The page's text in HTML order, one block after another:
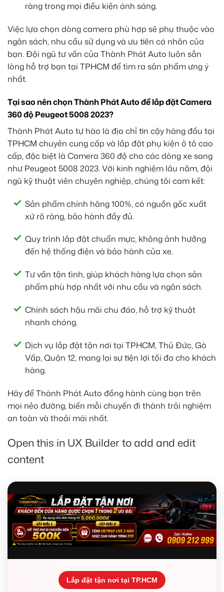
ràng trong mọi điều kiện ánh sáng.
Việc lựa chọn dòng camera phù hợp sẽ phụ thuộc vào
ngân sách, nhu cầu sử dụng và ưu tiên cá nhân của
bạn. Đội ngũ tư vấn của Thành Phát Auto luôn sẵn
lòng hỗ trợ bạn tại TPHCM để tìm ra sản phẩm ưng ý
nhất.
Tại sao nên chọn Thành Phát Auto để lắp đặt Camera
360 độ Peugeot 5008 2023?
Thành Phát Auto tự hào là địa chỉ tin cậy hàng đầu tại
TPHCM chuyên cung cấp và lắp đặt phụ kiện ô tô cao
cấp, đặc biệt là Camera 360 độ cho các dòng xe sang
như Peugeot 5008 2023. Với kinh nghiệm lâu năm, đội
ngũ kỹ thuật viên chuyên nghiệp, chúng tôi cam kết:
Sản phẩm chính hãng 100%, có nguồn gốc xuất
xứ rõ ràng, bảo hành đầy đủ.
Quy trình lắp đặt chuẩn mực, không ảnh hưởng
đến hệ thống điện và bảo hành của xe.
Tư vấn tận tình, giúp khách hàng lựa chọn sản
phẩm phù hợp nhất với nhu cầu và ngân sách.
Chính sách hậu mãi chu đáo, hỗ trợ kỹ thuật
nhanh chóng.
Dịch vụ lắp đặt tận nơi tại TPHCM, Thủ Đức, Gò
Vấp, Quận 12, mang lại sự tiện lợi tối đa cho khách
hàng.
Hãy để Thành Phát Auto đồng hành cùng bạn trên
mọi nẻo đường, biến mỗi chuyến đi thành trải nghiệm
an toàn và thoải mái nhất.
Open this in UX Builder to add and edit
content
Lắp đặt tận nơi tại TP.HCM